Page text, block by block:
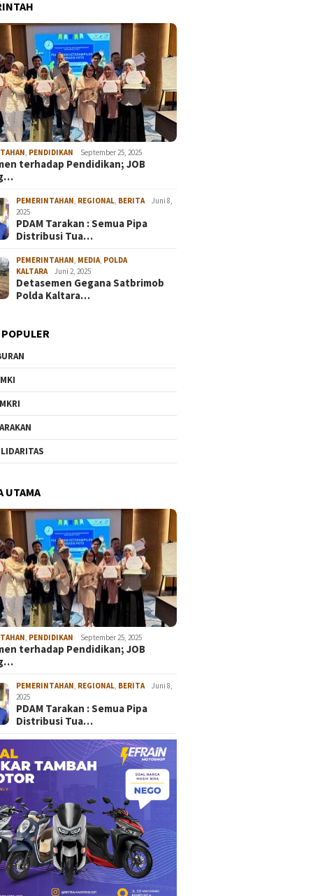
PENDIDIKAN September 25, 2025
terhadap Pendidikan; JOB
PEMERINTAHAN REGIONAL BERITA
Juni 8,
2025
PDAM Tarakan : Semua Pipa
Distribusi Tua…
PEMERINTAHAN MEDIA POLDA
KALTARA
Juni 2, 2025
Detasemen Gegana Satbrimob
Polda Kaltara…
UTAMA
, PENDIDIKAN September 25, 2025
terhadap Pendidikan; JOB
PEMERINTAHAN, REGIONAL, BERITA
Juni 8,
2025
PDAM Tarakan : Semua Pipa
Distribusi Tua…